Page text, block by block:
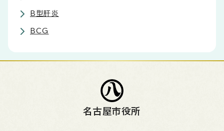
B型肝炎
BCG
名古屋市役所